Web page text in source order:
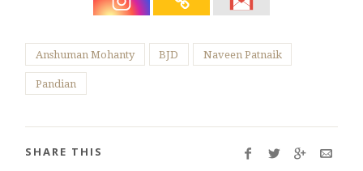
Anshuman Mohanty BJD Naveen Patnaik
Pandian
SHARE THIS